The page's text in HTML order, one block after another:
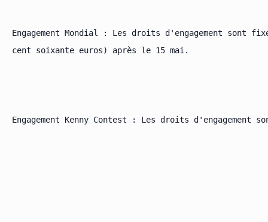
Engagement Mondial : Les droits d'engagement
cent soixante euros) après le 15 mai.
Engagement Kenny Contest : Les droits